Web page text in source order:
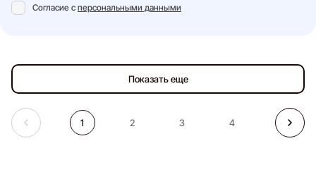
Согласие с персональными данными
Показать еще
1 2 3 4